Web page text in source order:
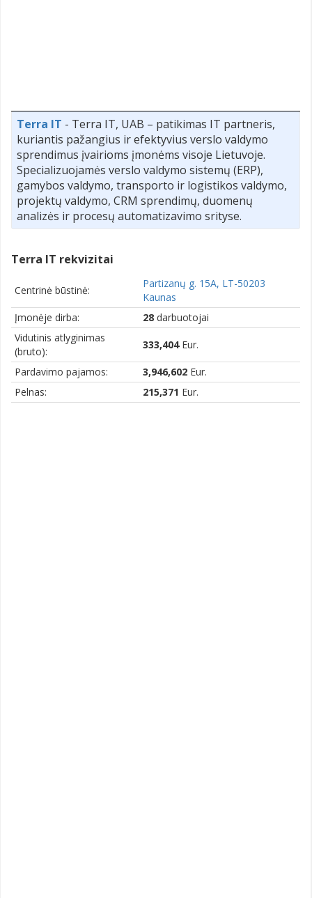
Terra IT - Terra IT, UAB – patikimas IT partneris,
kuriantis pažangius ir efektyvius verslo valdymo
sprendimus įvairioms įmonėms visoje Lietuvoje.
Specializuojamės verslo valdymo sistemų (ERP),
gamybos valdymo, transporto ir logistikos valdymo,
projektų valdymo, CRM sprendimų, duomenų
analizės ir procesų automatizavimo srityse.
Terra IT rekvizitai
Centrinė būstinė:
Partizanų g. 15A, LT-50203
Kaunas
Įmonėje dirba:
28 darbuotojai
Vidutinis atlyginimas
(bruto):
333,404Eur.
Pardavimo pajamos: 3,946,602 Eur.
Pelnas:
215,371 Eur.